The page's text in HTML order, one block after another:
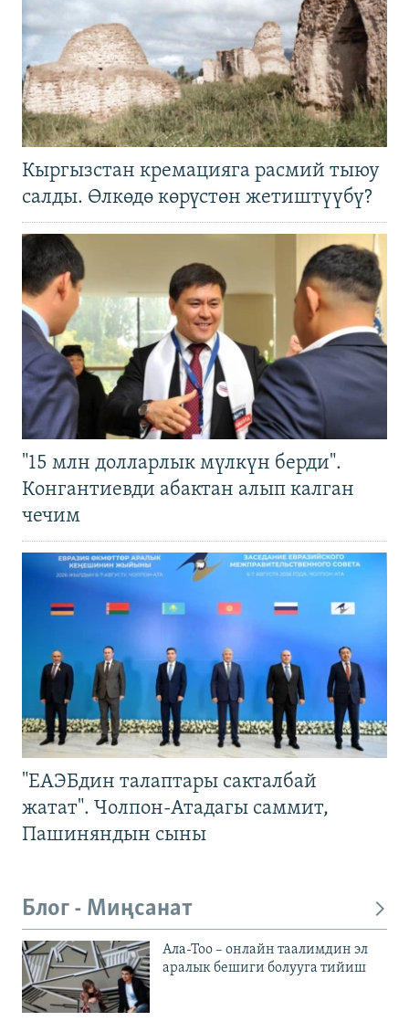
Кыргызстан кремацияга расмий тыюу
салды. Өлкөдө көрүстөн жетиштүүбү?
"15 млн долларлык мүлкүн берди".
Конгантиевди абактан алып калган
чечим
"ЕАЭБдин талаптары сакталбай
жатат". Чолпон-Атадагы саммит,
Пашиняндын сыны
Блог - Миңсанат
Ала-Тоо – онлайн таалимдин эл
аралык бешиги болууга тийиш